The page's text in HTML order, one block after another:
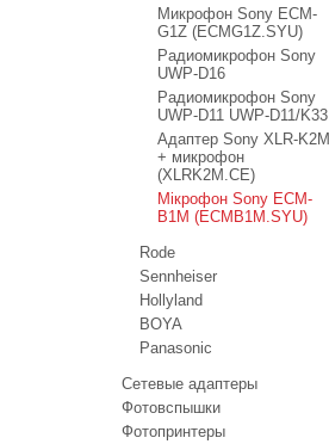
Микрофон Sony ECM-
G1Z (ECMG1Z.SYU)
Радиомикрофон Sony
UWP-D16
Радиомикрофон Sony
UWP-D11 UWP-D11/K33
Адаптер Sony XLR-K2M
+ микрофон
(XLRK2M.CE)
Мікрофон Sony ECM-
B1M (ECMB1M.SYU)
Rode
Sennheiser
Hollyland
BOYA
Panasonic
Сетевые адаптеры
Фотовспышки
Фотопринтеры